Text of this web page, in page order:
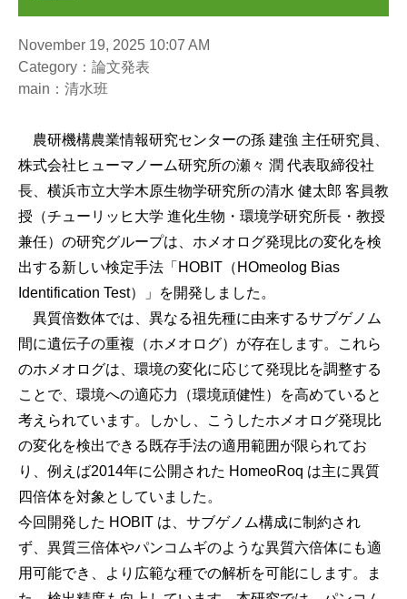
November 19, 2025 10:07 AM
Category：論文発表
main：清水班
農研機構農業情報研究センターの孫 建強 主任研究員、
株式会社ヒューマノーム研究所の瀬々 潤 代表取締役社
長、横浜市立大学木原生物学研究所の清水 健太郎 客員教
授（チューリッヒ大学 進化生物・環境学研究所長・教授
兼任）の研究グループは、ホメオログ発現比の変化を検
出する新しい検定手法「HOBIT（HOmeolog Bias
Identification Test）」を開発しました。
異質倍数体では、異なる祖先種に由来するサブゲノム
間に遺伝子の重複（ホメオログ）が存在します。これら
のホメオログは、環境の変化に応じて発現比を調整する
ことで、環境への適応力（環境頑健性）を高めていると
考えられています。しかし、こうしたホメオログ発現比
の変化を検出できる既存手法の適用範囲が限られてお
り、例えば2014年に公開された HomeoRoq は主に異質
四倍体を対象としていました。
今回開発した HOBIT は、サブゲノム構成に制約され
ず、異質三倍体やパンコムギのような異質六倍体にも適
用可能でき、より広範な種での解析を可能にします。ま